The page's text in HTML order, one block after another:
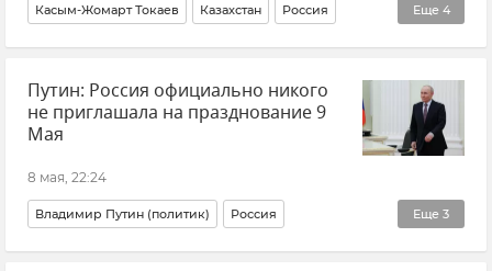
Еще 4
Касым-Жомарт Токаев Казахстан Россия
Экономика Владимир Путин (политик)
Политика Новости
Путин: Россия официально никого
не приглашала на празднование 9
Мая
8 мая, 22:24
Еще 3
Владимир Путин (политик) Россия
Президент Белоруссии (Республики Беларусь) Александр Лукашенко